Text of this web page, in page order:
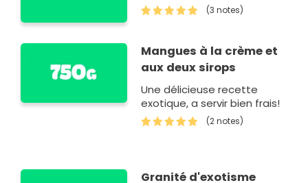
(3 notes)
Mangues à la crème et
aux deux sirops
Une délicieuse recette
exotique, a servir bien frais!
(2 notes)
Granité d'exotisme